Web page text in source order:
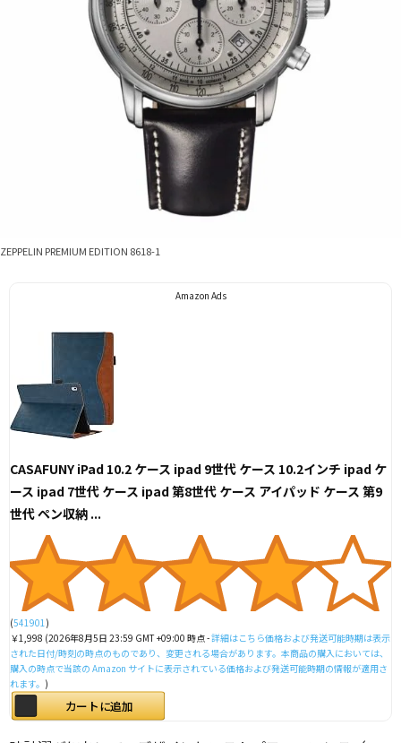
ZEPPELIN PREMIUM EDITION 8618-1
Amazon Ads
CASAFUNY iPad 10.2 ケース ipad 9世代 ケース 10.2インチ ipad ケ
ース ipad 7世代 ケース ipad 第8世代 ケース アイパッド ケース 第9
世代 ペン収納 ...
(541901 )
￥1,998 (2026年8月5日 23:59 GMT +09:00 時点 -詳細はこちら価格および発送可能時期は表示
された日付/時刻の時点のものであり、変更される場合があります。本商品の購入においては、
購入の時点で当該の Amazon サイトに表示されている価格および発送可能時期の情報が適用さ
れます。 )
カートに追加